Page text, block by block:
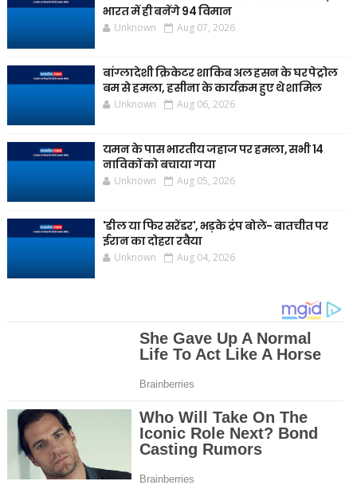
भारत में ही बनेंगे 94 विमान
Unknown Aug 07, 2026
बांग्लादेशी क्रिकेटर शाकिब अल हसन के घर पेट्रोल
बम से हमला, हसीना के कार्यक्रम हुए थे शामिल
Unknown Aug 06, 2026
यमन के पास भारतीय जहाज पर हमला, सभी 14
नाविकों को बचाया गया
Unknown Aug 05, 2026
'डील या फिर सरेंडर', भड़के ट्रंप बोले- बातचीत पर
ईरान का दोहरा रवैया
Unknown Aug 04, 2026